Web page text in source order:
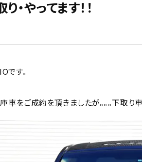
・やってます！！
です。
車をご成約を頂きましたが。。。下取